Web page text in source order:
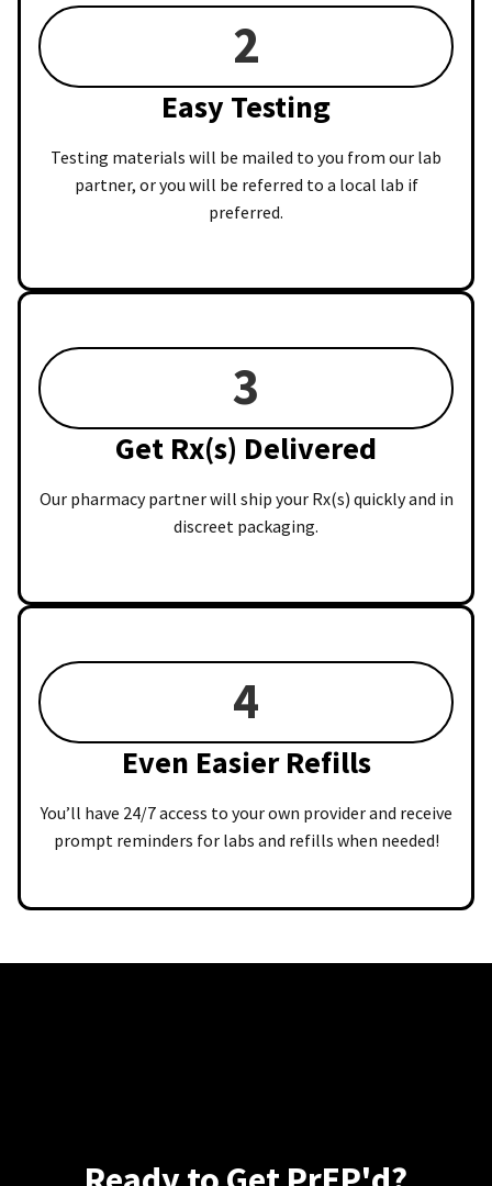
2
Easy Testing
Testing materials will be mailed to you from our lab
partner, or you will be referred to a local lab if
preferred.
3
Get Rx(s) Delivered
Our pharmacy partner will ship your Rx(s) quickly and in
discreet packaging.
4
Even Easier Refills
You’ll have 24/7 access to your own provider and receive
prompt reminders for labs and refills when needed!